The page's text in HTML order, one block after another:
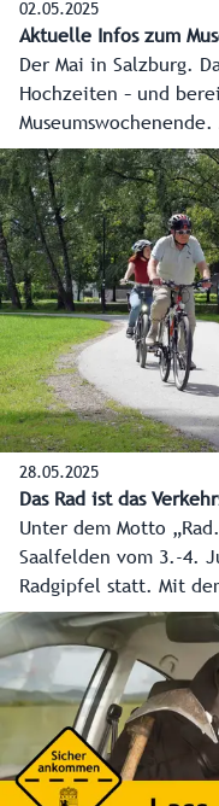
02.05.2025
Aktuelle Infos zum
Der Mai in Salzburg.
Hochzeiten – und
Stadt und Land
ihre Türen und
auch die öffentlichen
Tagen im ganzen
28.05.2025
Das Rad ist das
Unter dem Motto
Saalfelden vom 3.-4.
Radgipfel statt. Mit
Spitzensport über das
und Tourismus sind
Saalfelden/Leogang
Radgipfel. Dieser und
Investitionen des
die nachhaltige
bringen.